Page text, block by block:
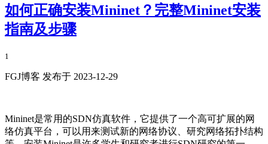
如何正确安装Mininet？完整Mininet安装
指南及步骤
1
FGJ博客 发布于 2023-12-29
Mininet是常用的SDN仿真软件，它提供了一个高可扩展的网
络仿真平台，可以用来测试新的网络协议、研究网络拓扑结构